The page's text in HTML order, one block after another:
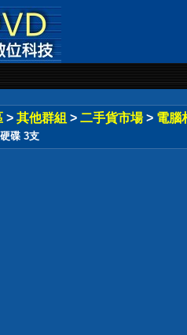
> 其他群組 > 二手貨市場 > 電腦
碟 3支